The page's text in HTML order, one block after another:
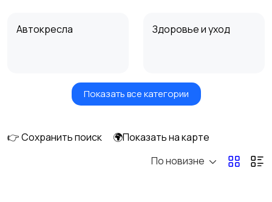
Автокресла Здоровье и уход
Игрушки и игры Детские коляски
Купание
Показать все категории
👉 Сохранить поиск
🌍Показать на карте
По новизне